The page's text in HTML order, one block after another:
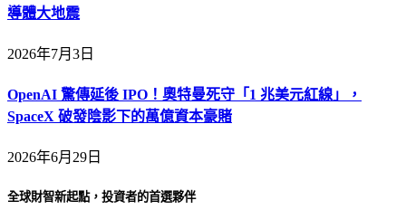
導體大地震
2026年7月3日
OpenAI 驚傳延後 IPO！奧特曼死守「1 兆美元紅線」，
SpaceX 破發陰影下的萬億資本豪賭
2026年6月29日
全球財智新起點，投資者的首選夥伴